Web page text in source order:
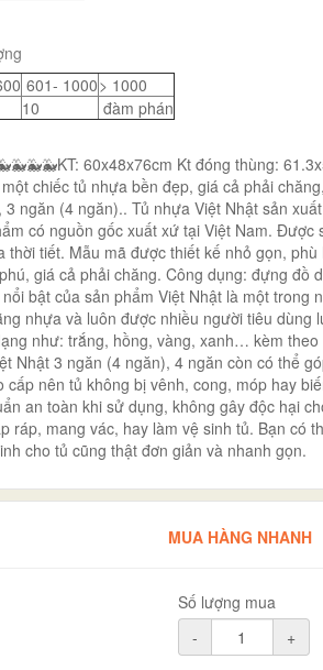
601- 1000> 1000
10 đàm phán
60x48x76cm Kt đóng thùng:
chiếc tủ nhựa bền đẹp, giá cả phải
ngăn (4 ngăn).. Tủ nhựa Việt Nhật sản
có nguồn gốc xuất xứ tại Việt Nam.
tiết. Mẫu mã được thiết kế nhỏ gọn,
giá cả phải chăng. Công dụng: đựng đồ
bật của sản phẩm Việt Nhật là một trong
nhựa và luôn được nhiều người tiêu
như: trắng, hồng, vàng, xanh… kèm
Nhật 3 ngăn (4 ngăn), 4 ngăn còn có thể
nên tủ không bị vênh, cong, móp hay
an toàn khi sử dụng, không gây độc hại
ráp, mang vác, hay làm vệ sinh tủ. Bạn có
cho tủ cũng thật đơn giản và nhanh gọn.
MUA HÀNG NHANH
Số lượng mua
-
+